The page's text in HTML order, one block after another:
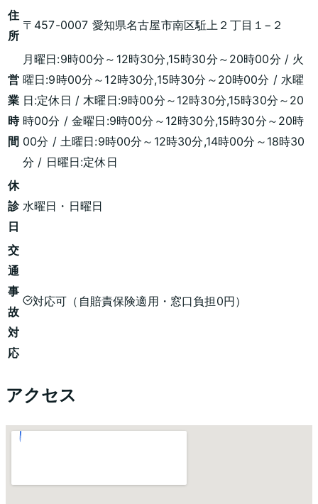
住
所
〒457-0007 愛知県名古屋市南区駈上２丁目１−２
営
業
時
間
月曜日:9時00分～12時30分,15時30分～20時00分 / 火
曜日:9時00分～12時30分,15時30分～20時00分 / 水曜
日:定休日 / 木曜日:9時00分～12時30分,15時30分～20
時00分 / 金曜日:9時00分～12時30分,15時30分～20時
00分 / 土曜日:9時00分～12時30分,14時00分～18時30
分 / 日曜日:定休日
休
診
日
水曜日・日曜日
交
通
事
故
対
応
対応可（自賠責保険適用・窓口負担0円）
アクセス